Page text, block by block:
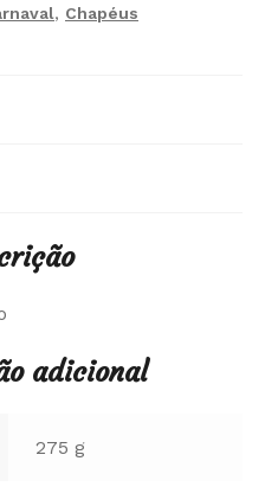
, Chapéus
adicional
275 g